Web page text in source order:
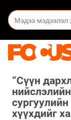
“Сүүн
хүүхдийг